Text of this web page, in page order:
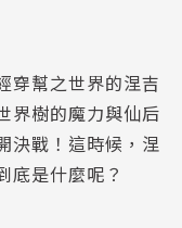
穿幫之世界的涅吉
界樹的魔力與仙后
決戰！這時候，涅
是什麼呢？